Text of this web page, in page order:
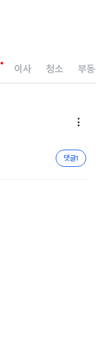
이사 청소 부

댓글1